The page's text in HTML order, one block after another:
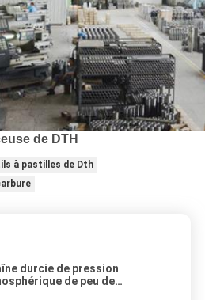
de DTH
à pastilles de Dth
durcie de pression
de peu de